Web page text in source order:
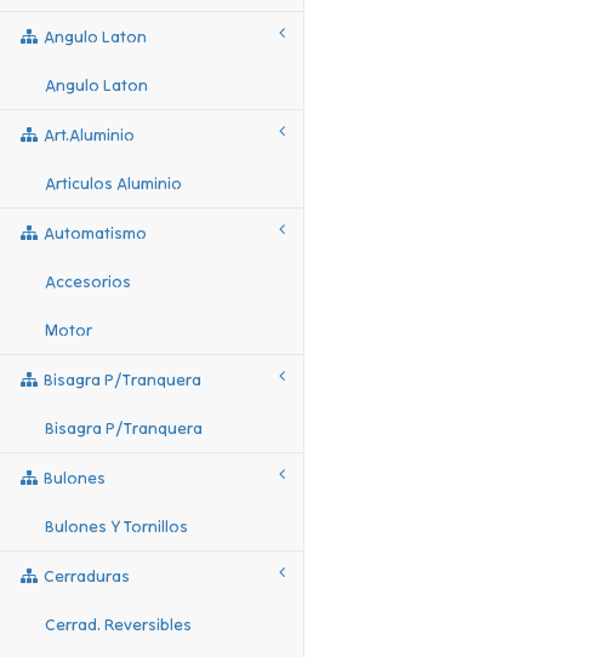
Angulo Laton
Angulo Laton
Art.aluminio
Articulos Aluminio
Automatismo
Accesorios
Motor
Bisagra P/tranquera
Bisagra P/tranquera
Bulones
Bulones Y Tornillos
Cerraduras
Cerrad. Reversibles